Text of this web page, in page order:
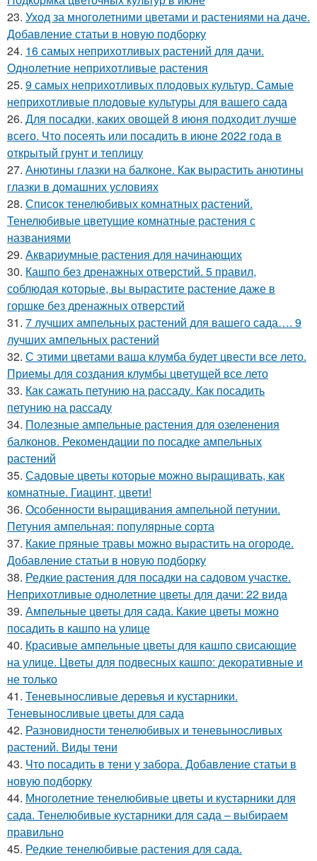
23. Уход за многолетними цветами и растениями на даче.
Добавление статьи в новую подборку
24. 16 самых неприхотливых растений для дачи.
Однолетние неприхотливые растения
25. 9 самых неприхотливых плодовых культур. Самые
неприхотливые плодовые культуры для вашего сада
26. Для посадки, каких овощей 8 июня подходит лучше
всего. Что посеять или посадить в июне 2022 года в
открытый грунт и теплицу
27. Анютины глазки на балконе. Как вырастить анютины
глазки в домашних условиях
28. Список тенелюбивых комнатных растений.
Тенелюбивые цветущие комнатные растения с
названиями
29. Аквариумные растения для начинающих
30. Кашпо без дренажных отверстий. 5 правил,
соблюдая которые, вы вырастите растение даже в
горшке без дренажных отверстий
31. 7 лучших ампельных растений для вашего сада…. 9
лучших ампельных растений
32. С этими цветами ваша клумба будет цвести все лето.
Приемы для создания клумбы цветущей все лето
33. Как сажать петунию на рассаду. Как посадить
петунию на рассаду
34. Полезные ампельные растения для озеленения
балконов. Рекомендации по посадке ампельных
растений
35. Садовые цветы которые можно выращивать, как
комнатные. Гиацинт, цвети!
36. Особенности выращивания ампельной петунии.
Петуния ампельная: популярные сорта
37. Какие пряные травы можно вырастить на огороде.
Добавление статьи в новую подборку
38. Редкие растения для посадки на садовом участке.
Неприхотливые однолетние цветы для дачи: 22 вида
39. Ампельные цветы для сада. Какие цветы можно
посадить в кашпо на улице
40. Красивые ампельные цветы для кашпо свисающие
на улице. Цветы для подвесных кашпо: декоративные и
не только
41. Теневыносливые деревья и кустарники.
Теневыносливые цветы для сада
42. Разновидности тенелюбивых и теневыносливых
растений. Виды тени
43. Что посадить в тени у забора. Добавление статьи в
новую подборку
44. Многолетние тенелюбивые цветы и кустарники для
сада. Тенелюбивые кустарники для сада – выбираем
правильно
45. Редкие тенелюбивые растения для сада.